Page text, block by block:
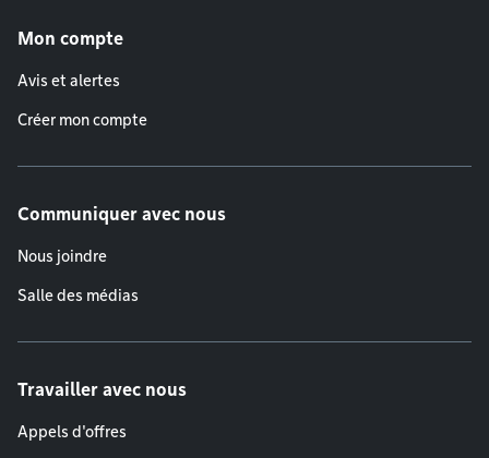
Mon compte
Avis et alertes
Créer mon compte
Communiquer avec nous
Nous joindre
Salle des médias
Travailler avec nous
Appels d'offres